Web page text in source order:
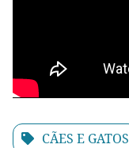
CÃES E GATOS